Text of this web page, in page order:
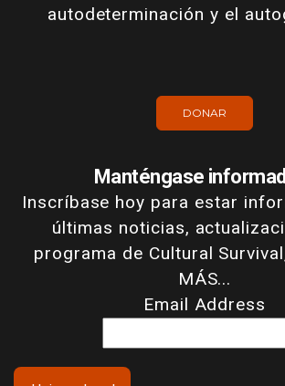
autodeterminación y el
DONAR
Manténgase
Inscríbase hoy para estar
últimas noticias,
programa de Cultural
MÁS...
Email Address